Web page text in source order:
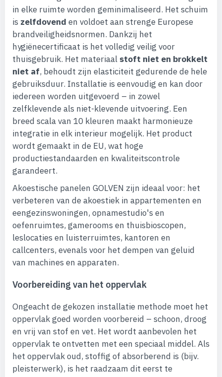
in elke ruimte worden geminimaliseerd. Het schuim
is zelfdovend en voldoet aan strenge Europese
brandveiligheidsnormen. Dankzij het
hygiënecertificaat is het volledig veilig voor
thuisgebruik. Het materiaal stoft niet en brokkelt
niet af, behoudt zijn elasticiteit gedurende de hele
gebruiksduur. Installatie is eenvoudig en kan door
iedereen worden uitgevoerd – in zowel
zelfklevende als niet-klevende uitvoering. Een
breed scala van 10 kleuren maakt harmonieuze
integratie in elk interieur mogelijk. Het product
wordt gemaakt in de EU, wat hoge
productiestandaarden en kwaliteitscontrole
garandeert.
Akoestische panelen GOLVEN zijn ideaal voor: het
verbeteren van de akoestiek in appartementen en
eengezinswoningen, opnamestudio's en
oefenruimtes, gamerooms en thuisbioscopen,
leslocaties en luisterruimtes, kantoren en
callcenters, evenals voor het dempen van geluid
van machines en apparaten.
Voorbereiding van het oppervlak
Ongeacht de gekozen installatie methode moet het
oppervlak goed worden voorbereid – schoon, droog
en vrij van stof en vet. Het wordt aanbevolen het
oppervlak te ontvetten met een speciaal middel. Als
het oppervlak oud, stoffig of absorberend is (bijv.
pleisterwerk), is het raadzaam dit eerst te